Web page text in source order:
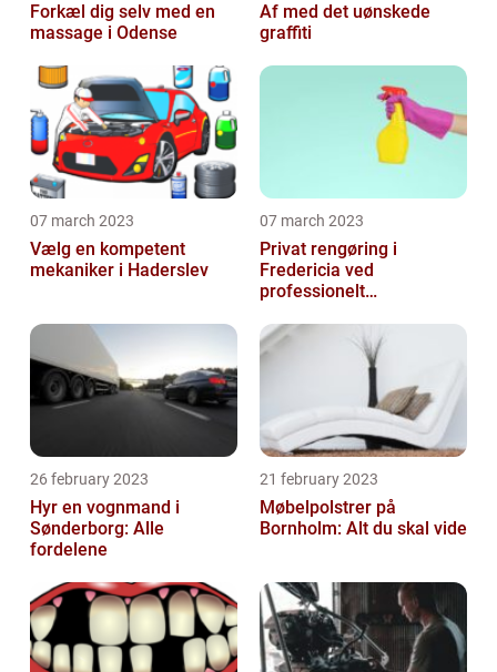
Forkæl dig selv med en
massage i Odense
Af med det uønskede
graffiti
07 march 2023
Vælg en kompetent
mekaniker i Haderslev
07 march 2023
Privat rengøring i
Fredericia ved
professionelt
26 february 2023
Hyr en vognmand i
Sønderborg: Alle
fordelene
21 february 2023
Møbelpolstrer på
Bornholm: Alt du skal vide